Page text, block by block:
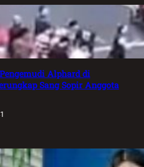
Alphard di
Sang Sopir Anggota